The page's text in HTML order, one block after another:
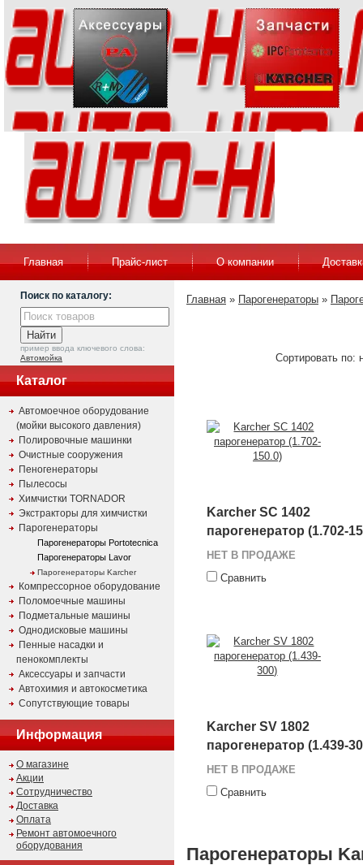
Главная Прайс-лист О компании
Поиск по каталогу:
пример ввода ключевого слова:
Автомойка
Каталог
Автомоечное оборудование
(мойки высокого давления)
Полировочные машинки
Очистные сооружения
Пеногенераторы
Пылесосы
Химчистки TORNADOR
Экстракторы для химчистки
Парогенераторы
Парогенераторы Portotecnica
Парогенераторы Lavor
Парогенераторы Karcher
Компрессорное оборудование
Поломоечные машины
Подметальные машины
Однодисковые машины
Пенные насадки и
пенокомплекты
Аксессуары и запчасти
Автохимия и автокосметика
Сопутствующие товары
Информация
О магазине
Акции
Сотрудничество
Доставка
Оплата
Ремонт автомоечного
оборудования
Главная » Парогенераторы »
Сортировать по:
Karcher SC 1402
парогенератор (1.702-
НЕТ В ПРОДАЖЕ
Сравнить
Karcher SV 1802
парогенератор (1.439-
НЕТ В ПРОДАЖЕ
Сравнить
Парогенераторы